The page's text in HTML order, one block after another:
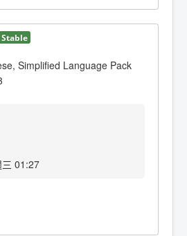
Stable
Simplified Language Pack
01:27